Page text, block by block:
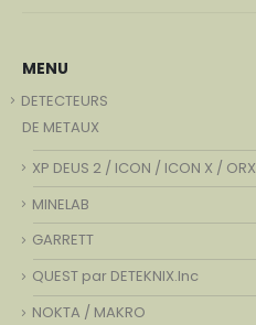
MENU
DETECTEURS
DE METAUX
XP DEUS 2 / ICON / ICON X / ORX
MINELAB
GARRETT
QUEST par DETEKNIX.Inc
NOKTA / MAKRO